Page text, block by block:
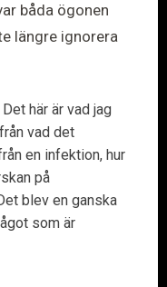
båda ögonen
längre ignorera
här är vad jag
vad det
en infektion, hur
på
blev en ganska
som är